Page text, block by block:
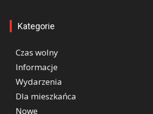
Kategorie
Czas wolny
Informacje
Wydarzenia
Dla mieszkańca
Nowe